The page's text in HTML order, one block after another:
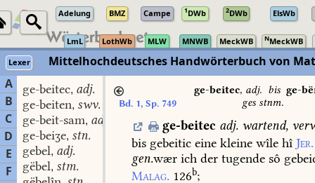
Adelung BMZ Campe 1DWb 2DWb ElsWb
LmL LothWb MLW MNWB MeckWB NMeckWB
Lexer
Mittelhochdeutsches Handwörterbuch von
A
B
C
D
E
F
ge-beitec, adj.
ge-beiten, swv.
ge-beit-sam, adj.
ge-beiʒe, stn.
gebel, adj.
gëbel, stm.
Bd. 1, Sp. 749
ge-beitec, adj. bis ge-
ges stnm.
ge-beitec adj. wartend,
bis gebeitic eine kleine wîle hî Jer.
gen.wær ich der tugende sô
Malag. 126b;